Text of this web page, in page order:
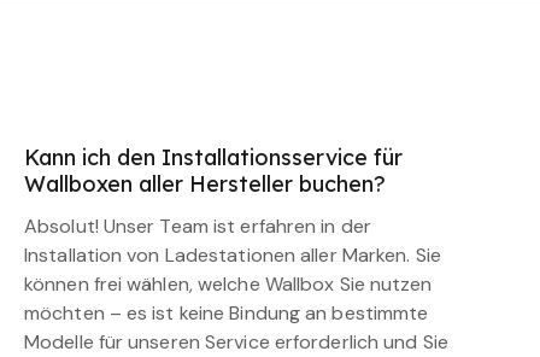
Kann ich den Installationsservice für
Wallboxen aller Hersteller buchen?
Absolut! Unser Team ist erfahren in der
Installation von Ladestationen aller Marken. Sie
können frei wählen, welche Wallbox Sie nutzen
möchten – es ist keine Bindung an bestimmte
Modelle für unseren Service erforderlich und Sie